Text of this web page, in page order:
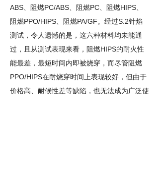
ABS 、阻燃PC/ABS 、阻燃PC 、阻燃HIPS
阻燃PPO/HIPS 、阻燃PA/GF 。经过S.2针焰
测试，令人遗憾的是，这六种材料均未能通
过，且从测试表现来看，阻燃HIPS的耐火性
能最差，最短时间内即被烧穿，而尽管阻燃
PPO/HIPS在耐烧穿时间上表现较好，但由于
价格高、耐候性差等缺陷，也无法成为广泛使